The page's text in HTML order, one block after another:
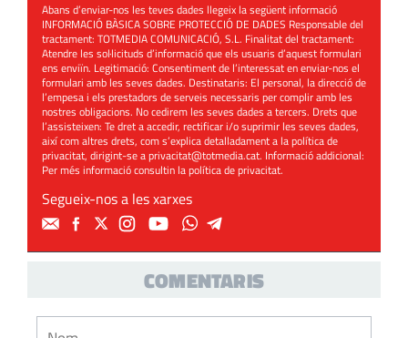
Abans d’enviar-nos les teves dades llegeix la següent informació
INFORMACIÓ BÀSICA SOBRE PROTECCIÓ DE DADES Responsable del
tractament: TOTMEDIA COMUNICACIÓ, S.L. Finalitat del tractament:
Atendre les sol·licituds d’informació que els usuaris d’aquest formulari
ens enviïn. Legitimació: Consentiment de l’interessat en enviar-nos el
formulari amb les seves dades. Destinataris: El personal, la direcció de
l’empesa i els prestadors de serveis necessaris per complir amb les
nostres obligacions. No cedirem les seves dades a tercers. Drets que
l’assisteixen: Te dret a accedir, rectificar i/o suprimir les seves dades,
així com altres drets, com s’explica detalladament a la política de
privacitat, dirigint-se aprivacitat@totmedia.cat. Informació addicional:
Per més informació consultin lapolítica de privacitat.
Segueix-nos a les xarxes
COMENTARIS